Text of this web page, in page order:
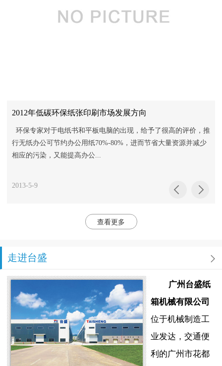
2012年低碳环保纸张印刷市场发展方向
环保专家对于电纸书和平板电脑的出现，给予了很高的评价，推
行无纸办公可节约办公用纸70%-80%，进而节省大量资源并减少
相应的污染，又能提高办公...
2013-5-9
查看更多
走进台盛
广州台盛纸
箱机械有限公司
位于机械制造工
业发达，交通便
利的广州市花都